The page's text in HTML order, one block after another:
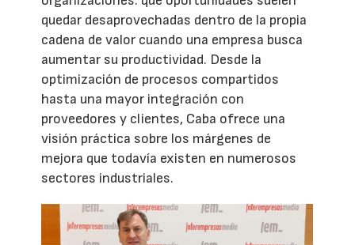
quedar desaprovechadas dentro de la propia
cadena de valor cuando una empresa busca
aumentar su productividad. Desde la
optimización de procesos compartidos
hasta una mayor integración con
proveedores y clientes, Caba ofrece una
visión práctica sobre los márgenes de
mejora que todavía existen en numerosos
sectores industriales.